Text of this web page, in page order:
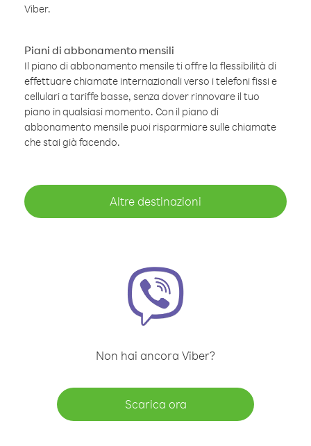
Viber.
Piani di abbonamento mensili
Il piano di abbonamento mensile ti offre la flessibilità di
effettuare chiamate internazionali verso i telefoni fissi e
cellulari a tariffe basse, senza dover rinnovare il tuo
piano in qualsiasi momento. Con il piano di
abbonamento mensile puoi risparmiare sulle chiamate
che stai già facendo.
Altre destinazioni
Non hai ancora Viber?
Scarica ora